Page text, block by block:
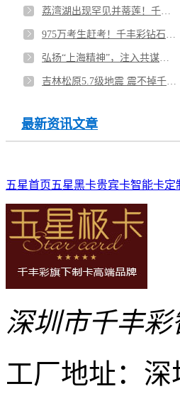
最新资讯文章
五星首页五星黑卡贵宾卡智能卡定
深圳市千丰
工厂地址：